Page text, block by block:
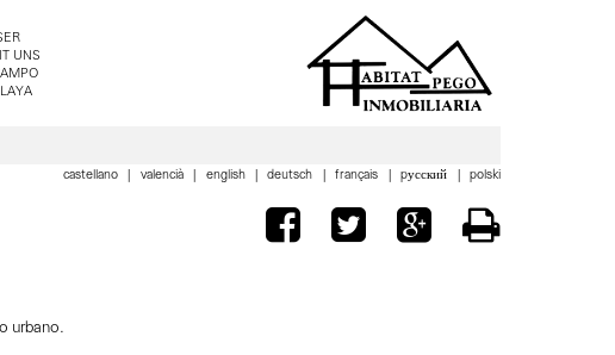
UNS
castellano valencià english deutsch français pусский polski
urbano.